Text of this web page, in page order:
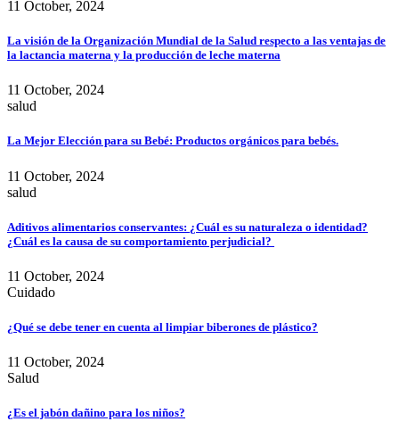
11 October, 2024
La visión de la Organización Mundial de la Salud respecto a las ventajas de
la lactancia materna y la producción de leche materna
11 October, 2024
salud
La Mejor Elección para su Bebé: Productos orgánicos para bebés.
11 October, 2024
salud
Aditivos alimentarios conservantes: ¿Cuál es su naturaleza o identidad?
¿Cuál es la causa de su comportamiento perjudicial?
11 October, 2024
Cuidado
¿Qué se debe tener en cuenta al limpiar biberones de plástico?
11 October, 2024
Salud
¿Es el jabón dañino para los niños?